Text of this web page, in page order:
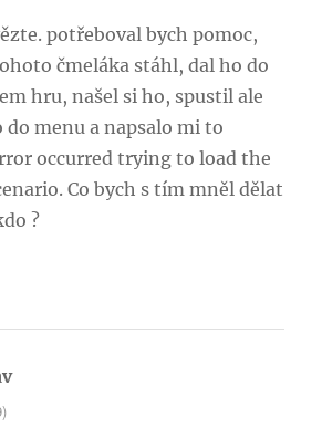
potřeboval bych pomoc,
čmeláka stáhl, dal ho do
hru, našel si ho, spustil ale
menu a napsalo mi to
occurred trying to load the
Co bych s tím mněl dělat
?
napsal: